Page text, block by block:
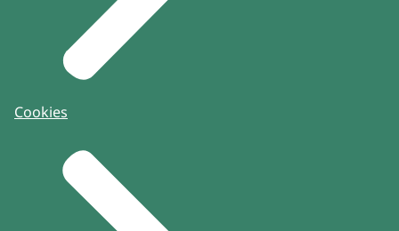
Cookies